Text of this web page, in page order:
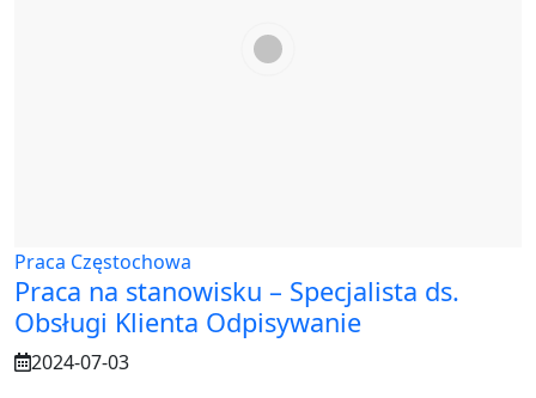
Praca Częstochowa
Praca na stanowisku – Specjalista ds.
Obsługi Klienta Odpisywanie
2024-07-03